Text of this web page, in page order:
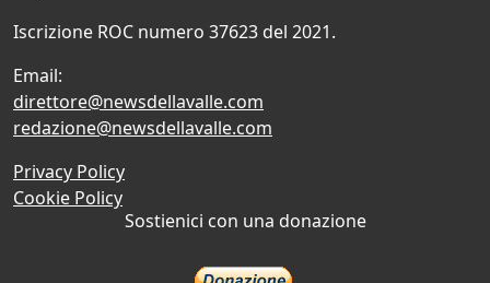
Iscrizione ROC numero 37623 del 2021.
Email:
direttore@newsdellavalle.com
redazione@newsdellavalle.com
Privacy Policy
Cookie Policy
Sostienici con una donazione